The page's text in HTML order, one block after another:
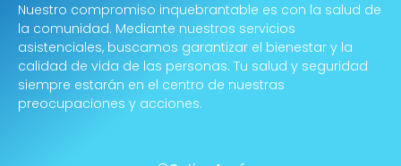
Nuestro compromiso inquebrantable es con la salud de
la comunidad. Mediante nuestros servicios
asistenciales, buscamos garantizar el bienestar y la
calidad de vida de las personas. Tu salud y seguridad
siempre estarán en el centro de nuestras
preocupaciones y acciones.